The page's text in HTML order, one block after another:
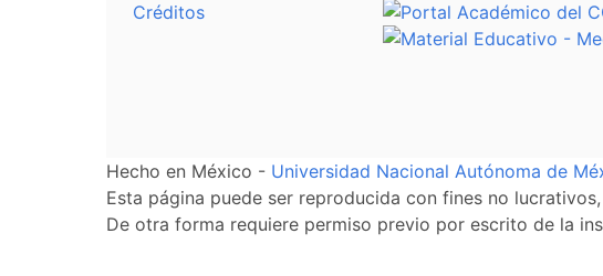
Créditos
Hecho en México - Universidad Nacional Autónoma de
Esta página puede ser reproducida con fines no
De otra forma requiere permiso previo por escrito de la